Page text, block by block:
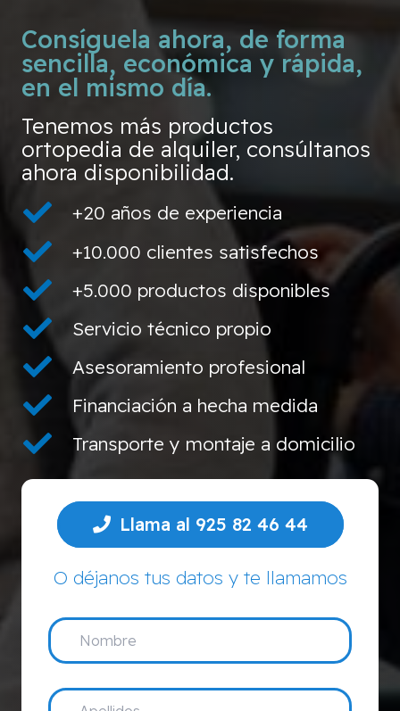
Consíguela ahora, de forma
sencilla, económica y rápida,
en el mismo día.
Tenemos más productos
ortopedia de alquiler, consúltanos
ahora disponibilidad.
+20 años de experiencia
+10.000 clientes satisfechos
+5.000 productos disponibles
Servicio técnico propio
Asesoramiento profesional
Financiación a hecha medida
Transporte y montaje a domicilio
Llama al 925 82 46 44
O déjanos tus datos y te llamamos